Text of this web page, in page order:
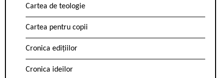
Cartea de teologie
Cartea pentru copii
Cronica edițiilor
Cronica ideilor